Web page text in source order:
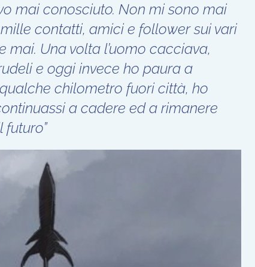
mai conosciuto. Non mi sono mai
contatti, amici e follower sui vari
Una volta l’uomo cacciava,
e oggi invece ho paura a
chilometro fuori città, ho
a cadere ed a rimanere